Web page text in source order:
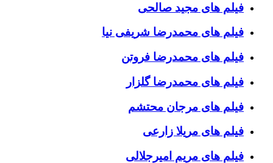
فیلم های مجید صالحی
فیلم های محمدرضا شریفی نیا
فیلم های محمدرضا فروتن
فیلم های محمدرضا گلزار
فیلم های مرجان محتشم
فیلم های مریلا زارعی
فیلم های مریم امیرجلالی